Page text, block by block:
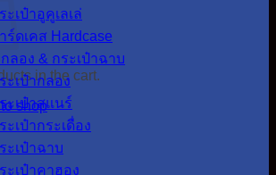
in the cart.
shop
ะเป๋าอูคูเลเล่
ร์ดเคส Hardcase
ลอง & กระเป๋าฉาบ
ะเป๋ากลอง
ะเป๋าสแนร์
ะเป๋ากระเดื่อง
ะเป๋าฉาบ
ะเป๋าคาฮอง